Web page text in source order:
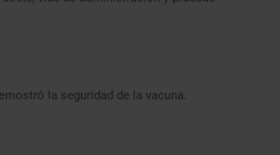
la seguridad de la vacuna.